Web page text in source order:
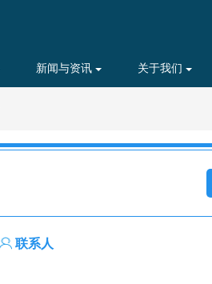
新闻与资讯 关于我们
联系人